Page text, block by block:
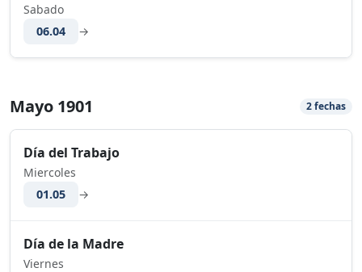
Sabado
06.04
→
Mayo 1901 2 fechas
Día del Trabajo
Miercoles
01.05
→
Día de la Madre
Viernes